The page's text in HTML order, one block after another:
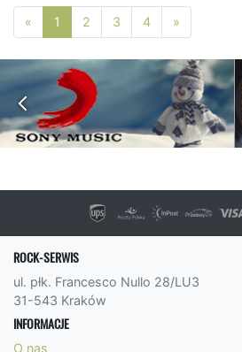
« Poprzednia strona
1 2 3 4 »
ROCK-SERWIS
ul. płk. Francesco Nullo 28/LU3
31-543 Kraków
INFORMACJE
O nas